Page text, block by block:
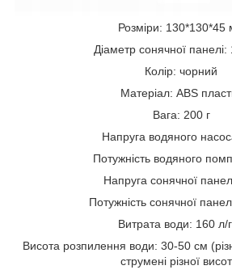
Розміри: 130*130*45
Діаметр сонячної
Колір: чорний
Матеріал: ABS
Вага: 200 г
Напруга водяного
Потужність водяного
Напруга сонячної
Потужність сонячної
Витрата води: 160 л/
Висота розпилення води: 30-50 см
струмені різної